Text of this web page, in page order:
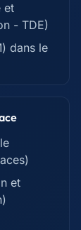
et
- TDE)
dans le
et